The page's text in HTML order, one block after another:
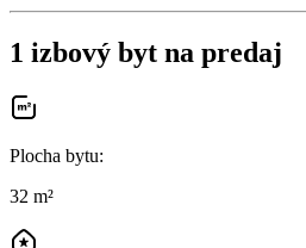
1 izbový byt na predaj
Plocha bytu:
32 m²